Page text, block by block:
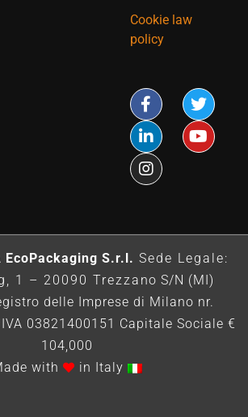
Cookie law
policy
EcoPackaging S.r.l. Sede Legale:
1 – 20090 Trezzano S/N (MI)
delle Imprese di Milano nr.
03821400151 Capitale Sociale €
104,000
with
in Italy